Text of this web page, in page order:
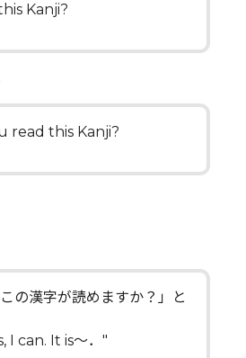
Kanji?
read this Kanji?
の漢字が読めますか？」と
I can. It is～．"